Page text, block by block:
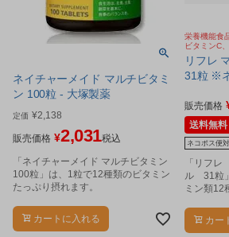
ネイチャーメイド マルチビタミ
ン 100粒 - 大塚製薬
定価 ¥2,138
販売価格 ¥2,031税込
「ネイチャーメイド マルチビタミン
100粒」は、1粒で12種類のビタミン
たっぷり摂れます。
カートに入れる
栄養機能食
ビタミンC
リフレ
31
販売価格
送料無料
ネコポス便
「リフ
ル 31粒
ミン類12
取できる
ビタミン
カー